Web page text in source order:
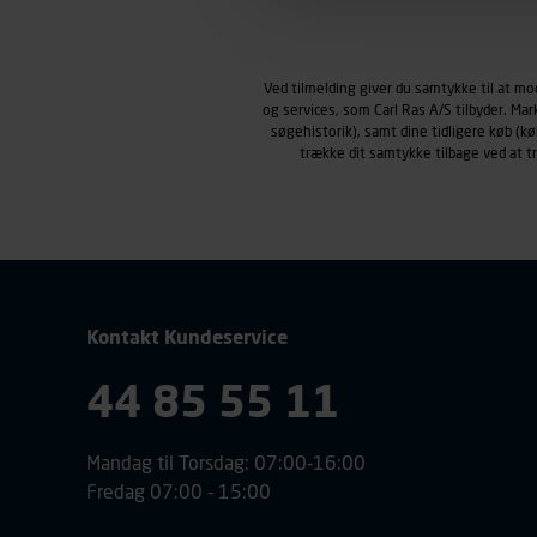
personoplysninger om
klikkes på, sider/indhold
smartphone mv.) samt de
Ved tilmelding giver du samtykke til at
og services, som Carl Ras A/S tilbyder.
søgehistorik), samt dine tidligere køb
trække dit samtykke tilbage ved at
Kontakt Kundeservice
44 85 55 11
Mandag til Torsdag: 07:00-16:00
Fredag 07:00 - 15:00